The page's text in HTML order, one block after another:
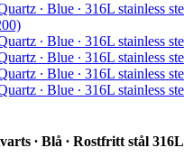
∙ Blå ∙ Rostfritt stål 316L